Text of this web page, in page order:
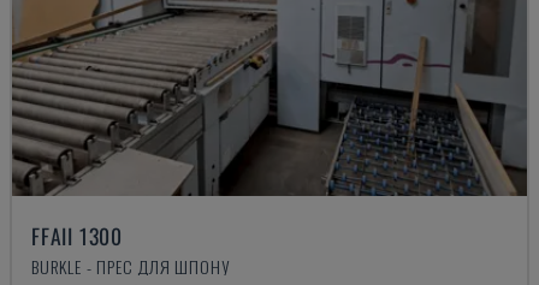
FFAII 1300
BURKLE - ПРЕС ДЛЯ ШПОНУ